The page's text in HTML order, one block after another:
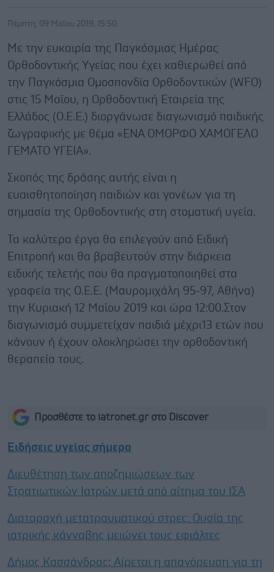
Πέμπτη, 09 Μαΐου 2019, 15:50
Με την ευκαιρία της Παγκόσμιας Ημέρας
Ορθοδοντικής Υγείας που έχει καθιερωθεί από
την Παγκόσμια Ομοσπονδία Ορθοδοντικών (WFO)
στις 15 Μαΐου, η Ορθοδοντική Εταιρεία της
Ελλάδος (O.E.E.) διοργάνωσε διαγωνισμό παιδικής
ζωγραφικής με θέμα «ΕΝΑ ΟΜΟΡΦΟ ΧΑΜΟΓΕΛΟ
ΓΕΜΑΤΟ ΥΓΕΙΑ».
Σκοπός της δράσης αυτής είναι η
ευαισθητοποίηση παιδιών και γονέων για τη
σημασία της Ορθοδοντικής στη στοματική υγεία.
Τα καλύτερα έργα θα επιλεγούν από Ειδική
Επιτροπή και θα βραβευτούν στην διάρκεια
ειδικής τελετής που θα πραγματοποιηθεί στα
γραφεία της Ο.Ε.Ε. (Μαυρομιχάλη 95-97, Αθήνα)
την Κυριακή 12 Μαΐου 2019 και ώρα 12:00.Στον
διαγωνισμό συμμετείχαν παιδιά μέχρι13 ετών που
κάνουν ή έχουν ολοκληρώσει την ορθοδοντική
θεραπεία τους.
Προσθέστε το iatronet.gr στο Discover
Ειδήσεις υγείας σήμερα
Διευθέτηση των αποζημιώσεων των
Στρατιωτικών Ιατρών μετά από αίτημα του ΙΣΑ
Διαταραχή μετατραυματικού στρες: Ουσία της
ιατρικής κάνναβης μειώνει τους εφιάλτες
Δήμος Κασσάνδρας: Αίρεται η απαγόρευση για τη